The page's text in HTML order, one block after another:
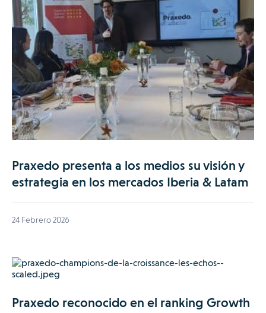
Praxedo presenta a los medios su visión y
estrategia en los mercados Iberia & Latam
24 Febrero 2026
Praxedo reconocido en el ranking Growth